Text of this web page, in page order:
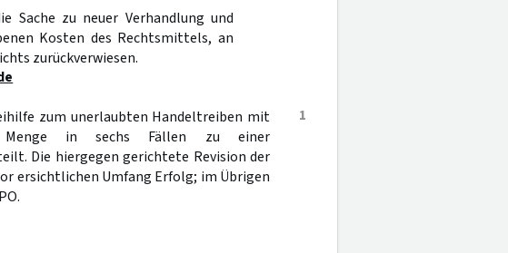
Sache zu neuer Verhandlung und
Kosten des Rechtsmittels, an
zurückverwiesen.
1
zum unerlaubten Handeltreiben mit
Menge in sechs Fällen zu einer
Die hiergegen gerichtete Revision der
ersichtlichen Umfang Erfolg; im Übrigen